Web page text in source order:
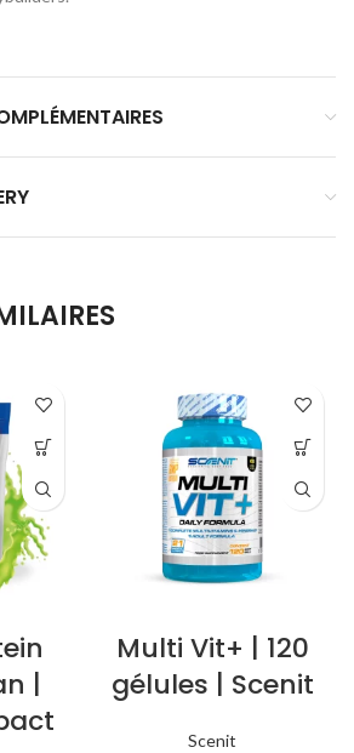
|
Multi Vit+ | 120
gélules | Scenit
Scenit